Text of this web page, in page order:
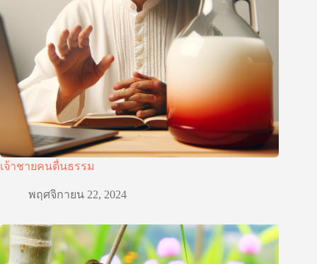
เจ้าชายคนตื่นธรรม
พฤศจิกายน 22, 2024